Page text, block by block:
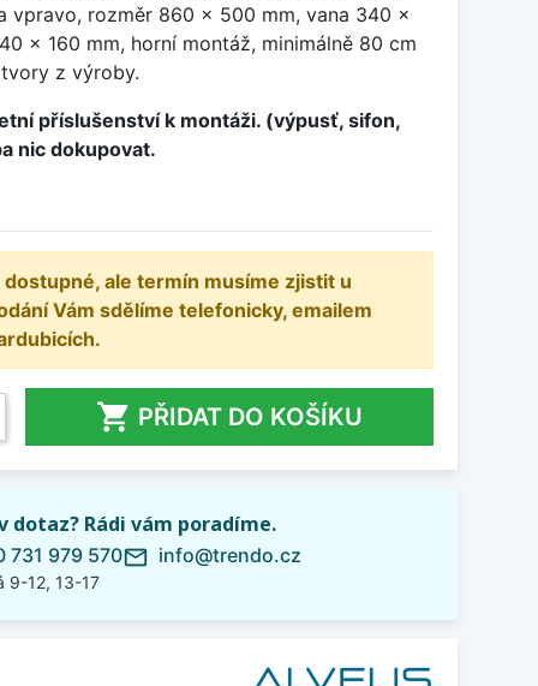
vpravo, rozměr 860 x 500 mm, vana 340 x
x 160 mm, horní montáž, minimálně 80 cm
z výroby.
příslušenství k montáži. (výpusť, sifon,
nic dokupovat.
ale termín musíme zjistit u
Vám sdělíme telefonicky, emailem
 PŘIDAT DO KOŠÍKU
dotaz? Rádi vám poradíme.
731 979 570
9-12, 13-17
mail_outline info@trendo.cz